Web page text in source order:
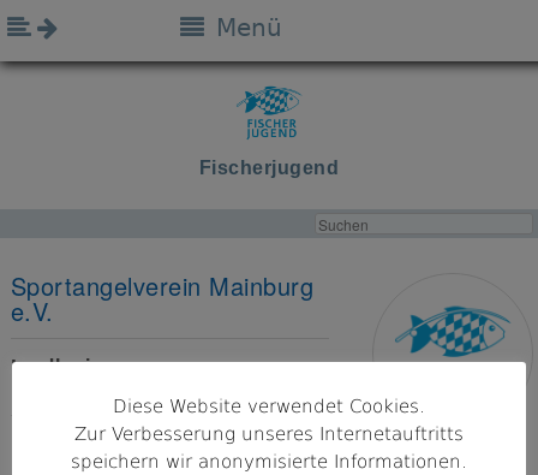
Fischerjugend
Menü
Sportangelverein Mainburg
e.V.
Landkreis
Niederbayern
Diese Website verwendet Cookies.
Zur Verbesserung unseres Internetauftritts
speichern wir anonymisierte Informationen.